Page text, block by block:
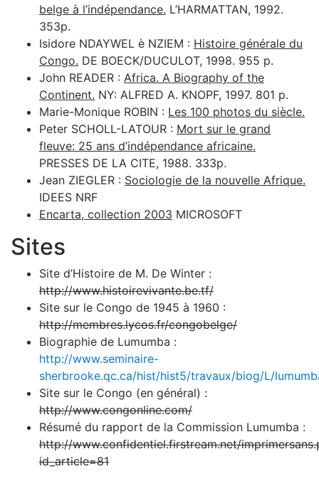
belge à l’indépendance. L’HARMATTAN, 1992.
353p.
Isidore NDAYWEL è NZIEM : Histoire générale du
Congo. DE BOECK/DUCULOT, 1998. 955 p.
John READER : Africa. A Biography of the
Continent. NY: ALFRED A. KNOPF, 1997. 801 p.
Marie-Monique ROBIN : Les 100 photos du siècle.
Peter SCHOLL-LATOUR : Mort sur le grand
fleuve: 25 ans d’indépendance africaine.
PRESSES DE LA CITE, 1988. 333p.
Jean ZIEGLER : Sociologie de la nouvelle Afrique.
IDEES NRF
Encarta, collection 2003 MICROSOFT
Sites
Site d’Histoire de M. De Winter :
http://www.histoirevivante.be.tf/
Site sur le Congo de 1945 à 1960 :
http://membres.lycos.fr/congobelge/
Biographie de Lumumba :
http://www.seminaire-
sherbrooke.qc.ca/hist/hist5/travaux/biog/L/
Site sur le Congo (en général) :
http://www.congonline.com/
Résumé du rapport de la Commission Lumumba :
http://www.confidentiel.firstream.net/
id_article=81